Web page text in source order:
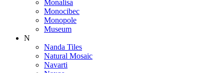
Monalisa
Monocibec
Monopole
Museum
N
Nanda Tiles
Natural Mosaic
Navarti